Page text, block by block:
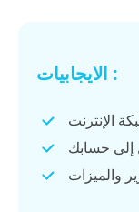
الايجابيات :
الإنترنت
إلى حسابك
والميزات